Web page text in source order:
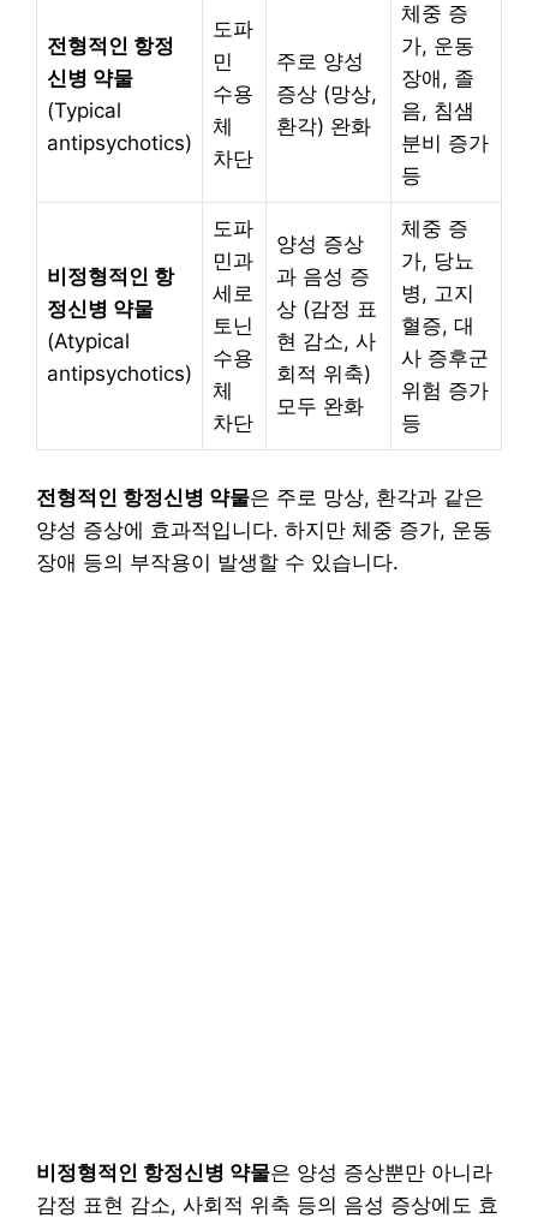
전형적인 항정
신병 약물
(Typical
antipsychotics)
도파
민
수용
체
차단
주로 양성
증상 (망상,
환각) 완화
체중 증
가, 운동
장애, 졸
음, 침샘
분비 증가
등
비정형적인 항
정신병 약물
(Atypical
antipsychotics)
도파
민과
세로
토닌
수용
체
차단
양성 증상
과 음성 증
상 (감정 표
현 감소, 사
회적 위축)
모두 완화
체중 증
가, 당뇨
병, 고지
혈증, 대
사 증후군
위험 증가
등
전형적인 항정신병 약물은 주로 망상, 환각과 같은
양성 증상에 효과적입니다. 하지만 체중 증가, 운동
장애 등의 부작용이 발생할 수 있습니다.
비정형적인 항정신병 약물은 양성 증상뿐만 아니라
감정 표현 감소, 사회적 위축 등의 음성 증상에도 효